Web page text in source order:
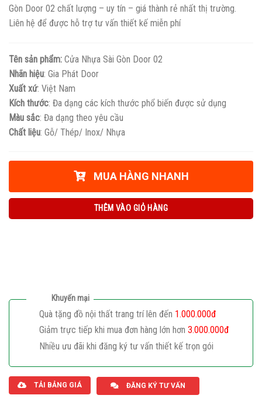
Gòn Door 02 chất lượng – uy tín – giá thành rẻ nhất thị trường.
Liên hệ để được hỗ trợ tư vấn thiết kế miễn phí
Tên sản phẩm: Cửa Nhựa Sài Gòn Door 02
Nhãn hiệu: Gia Phát Door
Xuất xứ: Việt Nam
Kích thước: Đa dạng các kích thước phổ biến được sử dụng
Màu sắc: Đa dạng theo yêu cầu
Chất liệu: Gỗ/ Thép/ Inox/ Nhựa
MUA HÀNG NHANH
THÊM VÀO GIỎ HÀNG
Khuyến mại
Quà tặng đồ nội thất trang trí lên đến 1.000.000đ
Giảm trực tiếp khi mua đơn hàng lớn hơn 3.000.000đ
Nhiều ưu đãi khi đăng ký tư vấn thiết kế trọn gói
TẢI BẢNG GIÁ ĐĂNG KÝ TƯ VẤN